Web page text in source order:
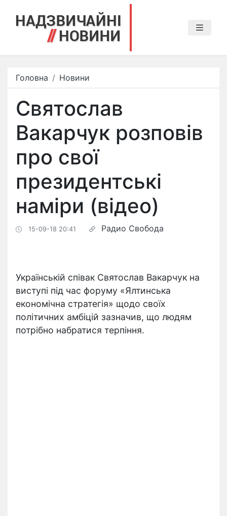
Головна Новини
Святослав
Вакарчук розповів
про свої
президентські
наміри (відео)
15-09-18 20:41 Радио Свобода
Українській співак Святослав Вакарчук на
виступі під час форуму «Ялтинська
економічна стратегія» щодо своїх
політичних амбіцій зазначив, що людям
потрібно набратися терпіння.